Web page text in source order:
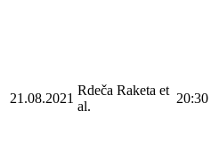
21.08.2021
Rdeča Raketa et
al.
20:30